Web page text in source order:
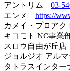
アントリム 03-
エンメ https://
カメイ・プロア
キヨモト NC事業
スロウ自由が丘店
ジョルジオ アル
タトラスインタ